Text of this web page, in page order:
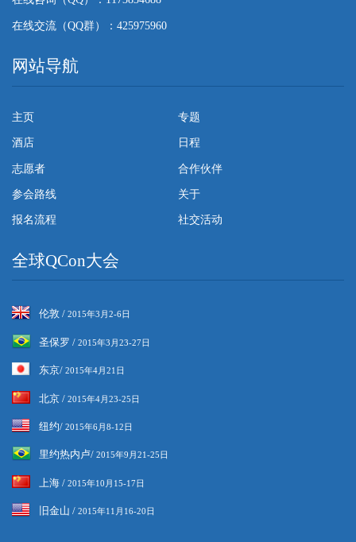
在线交流（QQ群）：425975960
网站导航
主页 专题
酒店 日程
志愿者 合作伙伴
参会路线 关于
报名流程 社交活动
全球QCon大会
伦敦 / 2015年3月2-6日
圣保罗 / 2015年3月23-27日
东京/ 2015年4月21日
北京 / 2015年4月23-25日
纽约/ 2015年6月8-12日
里约热内卢/ 2015年9月21-25日
上海 / 2015年10月15-17日
旧金山 / 2015年11月16-20日